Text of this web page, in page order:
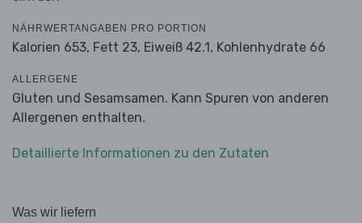
NÄHRWERTANGABEN PRO PORTION
Kalorien 653, Fett 23, Eiweiß 42.1, Kohlenhydrate 66
ALLERGENE
Gluten und Sesamsamen. Kann Spuren von anderen
Allergenen enthalten.
Detaillierte Informationen zu den Zutaten
Was wir liefern